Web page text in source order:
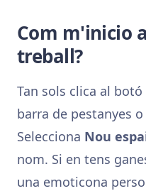
Com m'inicio
treball?
Tan sols clica al
barra de pestanyes
Selecciona Nou
nom. Si en tens
una emoticona